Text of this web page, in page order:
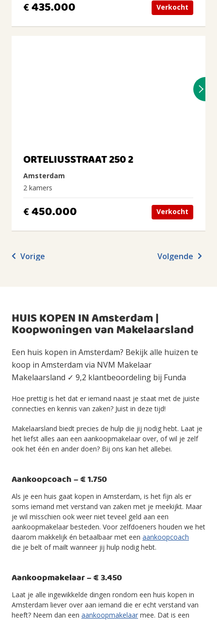
€435.000 Verkocht
ORTELIUSSTRAAT 250 2
Amsterdam
2 kamers
€450.000 Verkocht
Vorige Volgende
HUIS KOPEN IN Amsterdam |
Koopwoningen van Makelaarsland
Een huis kopen in Amsterdam? Bekijk alle huizen te
koop in Amsterdam via NVM Makelaar
Makelaarsland ✓ 9,2 klantbeoordeling bij Funda
Hoe prettig is het dat er iemand naast je staat met de juiste
connecties en kennis van zaken? Juist in deze tijd!
Makelaarsland biedt precies de hulp die jij nodig hebt. Laat je
het liefst alles aan een aankoopmakelaar over, of wil je zelf
ook het één en ander doen? Bij ons kan het allebei.
Aankoopcoach – € 1.750
Als je een huis gaat kopen in Amsterdam, is het fijn als er
soms iemand met verstand van zaken met je meekijkt. Maar
je wil misschien ook weer niet teveel geld aan een
aankoopmakelaar besteden. Voor zelfdoeners houden we het
daarom makkelijk én betaalbaar met een aankoopcoach
die je belt of mailt wanneer jij hulp nodig hebt.
Aankoopmakelaar – € 3.450
Laat je alle ingewikkelde dingen rondom een huis kopen in
Amsterdam liever over aan iemand die er echt verstand van
heeft? Neem dan een aankoopmakelaar mee. Dat is een